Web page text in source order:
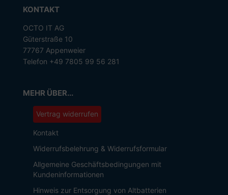
KONTAKT
OCTO IT AG
Güterstraße 10
77767 Appenweier
Telefon +49 7805 99 56 281
MEHR ÜBER...
Vertrag widerrufen
Kontakt
Widerrufsbelehrung & Widerrufsformular
Allgemeine Geschäftsbedingungen mit
Kundeninformationen
Hinweis zur Entsorgung von Altbatterien